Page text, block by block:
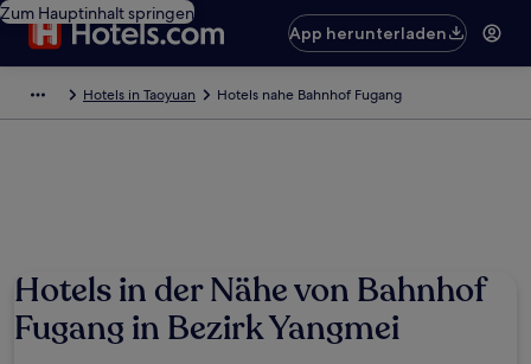
Zum Hauptinhalt springen
App herunterladen
Hotels in Taoyuan Hotels nahe Bahnhof Fugang
Hotels in der Nähe von Bahnhof
Fugang in Bezirk Yangmei